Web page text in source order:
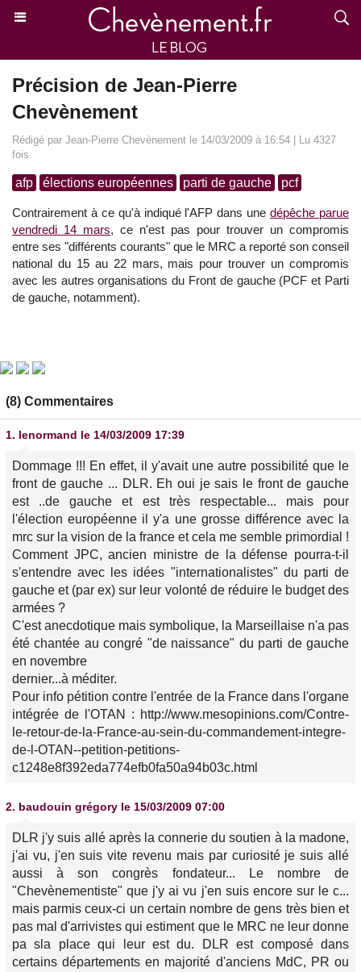
Précision de Jean-Pierre
Chevènement
Rédigé par Jean-Pierre Chevènement le 14/03/2009 à 16:54 | Lu 4327
fois
afp élections européennes parti de gauche pcf
Contrairement à ce qu'à indiqué l'AFP dans unedépêche parue
vendredi 14 mars, ce n'est pas pour trouver un compromis
entre ses "différents courants" que le MRC a reporté son conseil
national du 15 au 22 mars, mais pour trouver un compromis
avec les autres organisations du Front de gauche (PCF et Parti
de gauche, notamment).
(8) Commentaires
1. lenormand le 14/03/2009 17:39
Dommage !!! En effet, il y'avait une autre possibilité que le
front de gauche ... DLR. Eh oui je sais le front de gauche
est ..de gauche et est très respectable... mais pour
l'élection européenne il y'a une grosse différence avec la
mrc sur la vision de la france et cela me semble primordial !
Comment JPC, ancien ministre de la défense pourra-t-il
s'entendre avec les idées "internationalistes" du parti de
gauche et (par ex) sur leur volonté de réduire le budget des
armées ?
C'est anecdotique mais symbolique, la Marseillaise n'a pas
été chantée au congré "de naissance" du parti de gauche
en novembre
dernier...à méditer.
Pour info pétition contre l'entrée de la France dans l'organe
intégrée de l'OTAN : http://www.mesopinions.com/Contre-
le-retour-de-la-France-au-sein-du-commandement-integre-
de-l-OTAN--petition-petitions-
c1248e8f392eda774efb0fa50a94b03c.html
2. baudouin grégory le 15/03/2009 07:00
DLR j'y suis allé après la connerie du soutien à la madone,
j'ai vu, j'en suis vite revenu mais par curiosité je suis allé
aussi à son congrès fondateur... Le nombre de
"Chevènementiste" que j'y ai vu j'en suis encore sur le c...
mais parmis ceux-ci un certain nombre de gens très bien et
pas mal d'arrivistes qui estiment que le MRC ne leur donne
pa sla place qui leur est du. DLR est composé dans
certains départements en majorité d'anciens MdC, PR ou